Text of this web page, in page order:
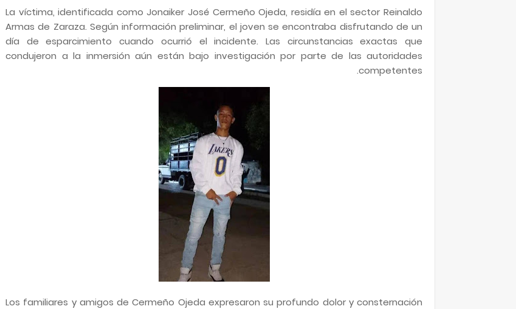
La víctima, identificada como Jonaiker José Cermeño Ojeda, residía en el sector Reinaldo
Armas de Zaraza. Según información preliminar, el joven se encontraba disfrutando de un
día de esparcimiento cuando ocurrió el incidente. Las circunstancias exactas que
condujeron a la inmersión aún están bajo investigación por parte de las autoridades
competentes.
Los familiares y amigos de Cermeño Ojeda expresaron su profundo dolor y consternación